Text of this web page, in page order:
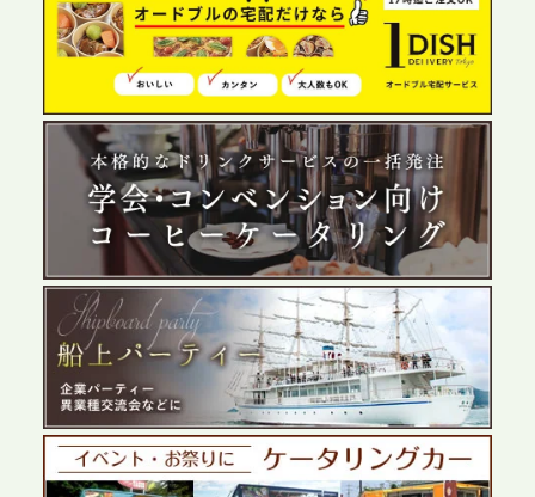
2026.6.4
プレスリリースのご案内｜夏の社内親睦が、配属後
の離職防止に。オフィスや会議室で縁日気分を味わ
う「お祭りケータリング」の提供を開始
2026.5.29
プレスリリースのご案内｜ケータリングのセカンド
テーブル、群馬前橋支社を設立。再開発やオフィス
展開が進む前橋エリアの企業ニーズに応え、高品質
なサービスで各種イベント・懇親会をサポート
2026.5.27
プレスリリースのご案内｜ケータリングのセカンド
テーブル、千葉本社を新設。幕張・舞浜の大型イベ
ントから主要都市の社内懇親会まで、現地拠点を活
かしたスムーズな対応を展開